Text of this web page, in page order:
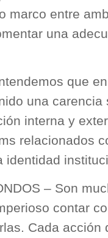
marco entre
una
que
una
interna y
relacionados
identidad
– Son
contar
Cada acción